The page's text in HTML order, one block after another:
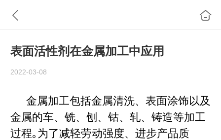
表面活性剂在金属加工中应用
2022-03-08
金属加工包括金属清洗、表面涂饰以及
金属的车、铣、刨、钴、轧、铸造等加工
过程｡为了减轻劳动强度、进步产品质